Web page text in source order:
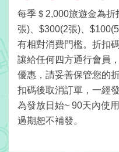
每季＄2,000旅遊金為
張)、$300(2張)、
有相對消費門檻。折扣
讓給任何四方通行會員
優惠，請妥善保管您的
扣碼後取消訂單，一經
為發放日始~ 90天內使
過期恕不補發。